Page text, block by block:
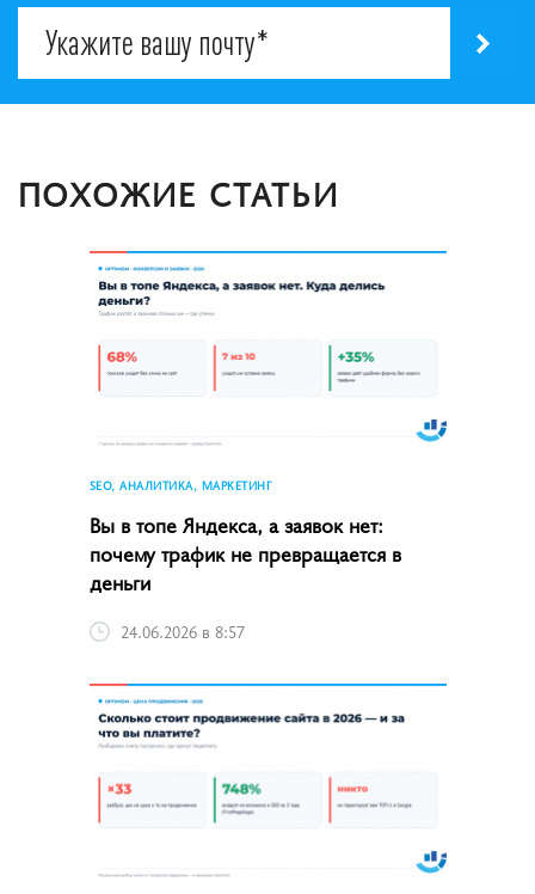
ПОХОЖИЕ СТАТЬИ
SEO, АНАЛИТИКА, МАРКЕТИНГ
Вы в топе Яндекса, а заявок нет:
почему трафик не превращается в
деньги
24.06.2026 в 8:57